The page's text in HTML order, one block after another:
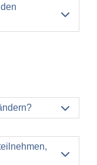


